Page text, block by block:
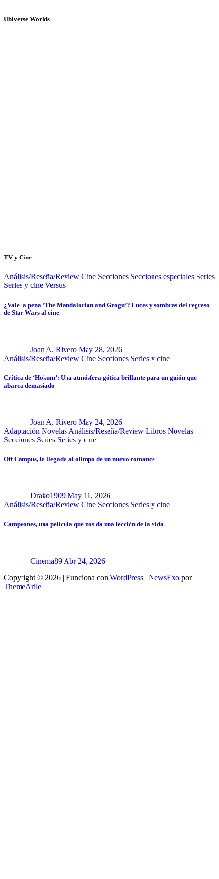
Ubiverse Worlds
TV y Cine
Análisis/Reseña/Review Cine Secciones Secciones especiales Series
Series y cine Versus
¿Vale la pena ‘The Mandalorian and Grogu’? Luces y sombras del regreso
de Star Wars al cine
Joan A. Rivero May 28, 2026
Análisis/Reseña/Review Cine Secciones Series y cine
Crítica de ‘Hokum’: Una atmósfera gótica brillante para un guión que
abarca demasiado
Joan A. Rivero May 24, 2026
Adaptación Novelas Análisis/Reseña/Review Libros Novelas
Secciones Series Series y cine
Off Campus, la llegada al olimpo de un nuevo romance
Drako1909 May 11, 2026
Análisis/Reseña/Review Cine Secciones Series y cine
Campeones, una película que nos da una lección de la vida
Cinema89 Abr 24, 2026
Copyright © 2026 | Funciona con WordPress | NewsExo por
ThemeArile